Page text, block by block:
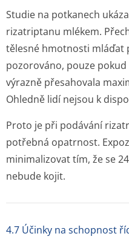
Studie na potkanech
rizatriptanu mlékem.
tělesné hmotnosti mláďat
pozorováno, pouze
výrazně přesahovala
Ohledně lidí nejsou k
Proto je při podávání
potřebná opatrnost.
minimalizovat tím, že se
nebude kojit.
4.7 Účinky na schopnost